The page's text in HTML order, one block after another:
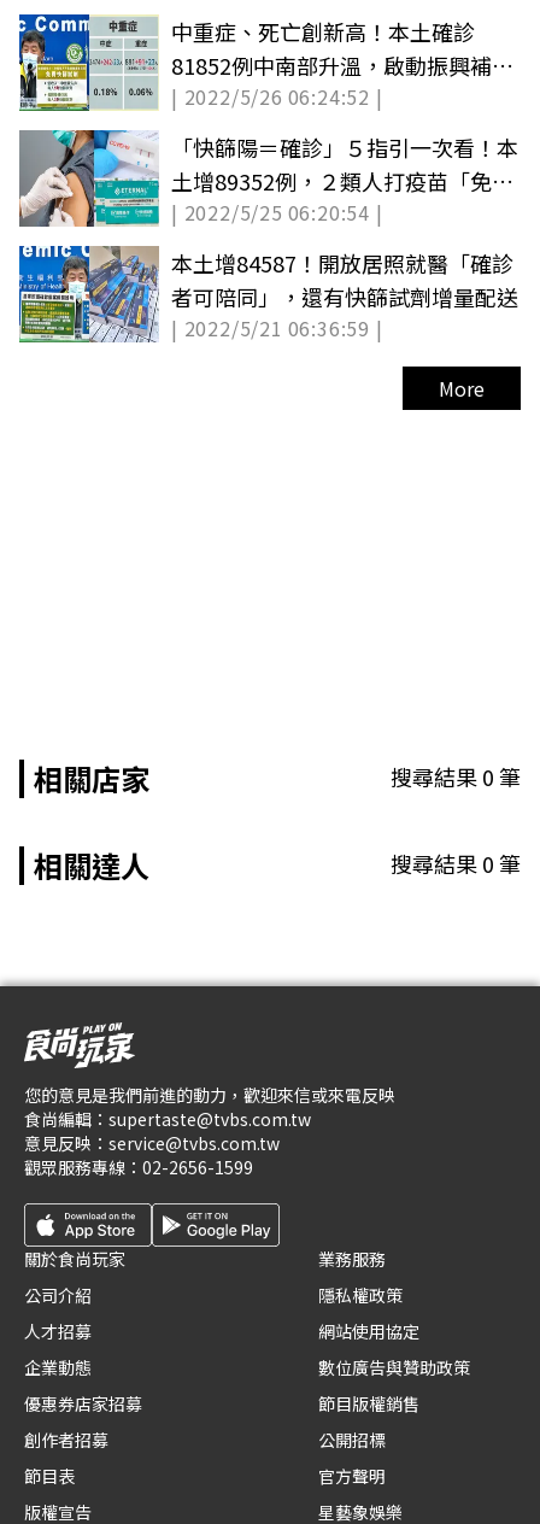
中重症、死亡創新高！本土確診
81852例中南部升溫，啟動振興補助
與免費快篩
| 2022/5/26 06:24:52 |
「快篩陽＝確診」５指引一次看！本
土增89352例，２類人打疫苗「免費
領快篩試劑」
| 2022/5/25 06:20:54 |
本土增84587！開放居照就醫「確診
者可陪同」，還有快篩試劑增量配送
| 2022/5/21 06:36:59 |
More
相關店家 搜尋結果0筆
相關達人 搜尋結果0筆
您的意見是我們前進的動力，歡迎來信或來電反映
食尚編輯： supertaste@tvbs.com.tw
意見反映： service@tvbs.com.tw
觀眾服務專線： 02-2656-1599
關於食尚玩家
公司介紹
人才招募
企業動態
優惠券店家招募
創作者招募
節目表
版權宣告
業務服務
隱私權政策
網站使用協定
數位廣告與贊助政策
節目版權銷售
公開招標
官方聲明
星藝象娛樂